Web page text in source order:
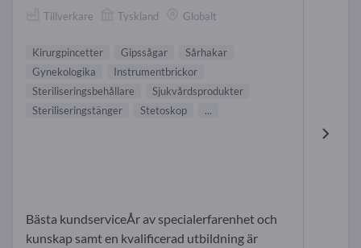
Tillverkare Tyskland Globalt
Kirurgpincetter Gipssågar
Sårhakar
Gynekologika
Instrumentbrickor
Steriliseringsbehållare
Sjukvårdsprodukter
Steriliseringstänger
Stetoskop ...
Bästa kundserviceÅr av specialerfarenhet och
kunskap samt en kvalificerad utbildning är